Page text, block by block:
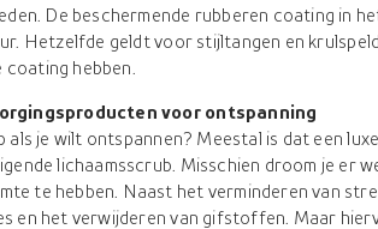
De beschermende rubberen coating in
Hetzelfde geldt voor stijltangen en
hebben.
voor ontspanning
als je wilt ontspannen? Meestal is dat een
lichaamsscrub. Misschien droom je er
te hebben. Naast het verminderen van
en het verwijderen van gifstoffen. Maar